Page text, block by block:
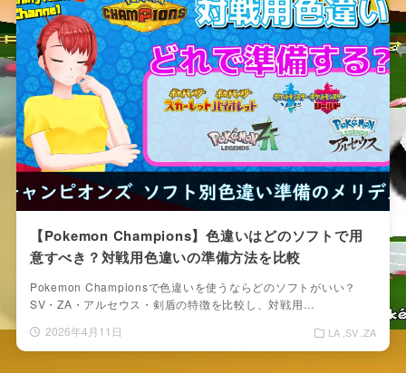
【Pokemon Champions】色違いはどのソフトで用
意すべき？対戦用色違いの準備方法を比較
Pokemon Championsで色違いを使うならどのソフトがいい？
SV・ZA・アルセウス・剣盾の特徴を比較し、対戦用…
2026年4月11日
LA SV ZA